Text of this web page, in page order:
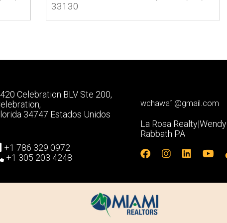
33130
Celebration BLV Ste 200,
34747 Estados Unidos
+1 786 329 0972
+1 305 203 4248
wchawa1@gmail.com
La Rosa
Rabbath PA